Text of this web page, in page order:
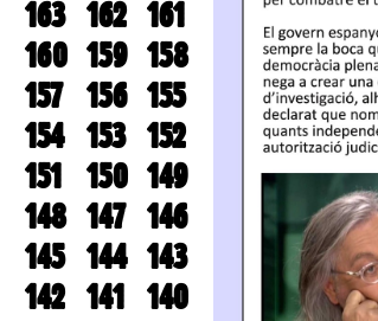
163 162 161
160 159 158
157 156 155
154 153 152
151
150 149
148 147 146
145 144 143
142 141 140